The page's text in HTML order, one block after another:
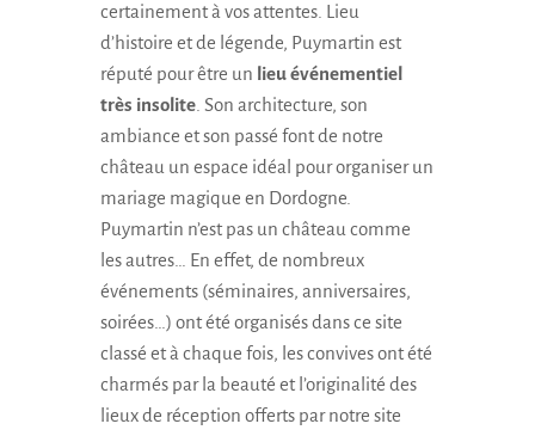
certainement à vos attentes. Lieu
d’histoire et de légende, Puymartin est
réputé pour être un lieu événementiel
très insolite . Son architecture, son
ambiance et son passé font de notre
château un espace idéal pour organiser un
mariage magique en Dordogne.
Puymartin n’est pas un château comme
les autres… En effet, de nombreux
événements (séminaires, anniversaires,
soirées…) ont été organisés dans ce site
classé et à chaque fois, les convives ont été
charmés par la beauté et l’originalité des
lieux de réception offerts par notre site